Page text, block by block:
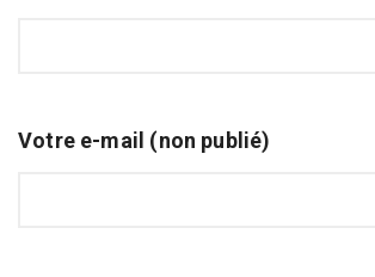
Votre e-mail (non publié)